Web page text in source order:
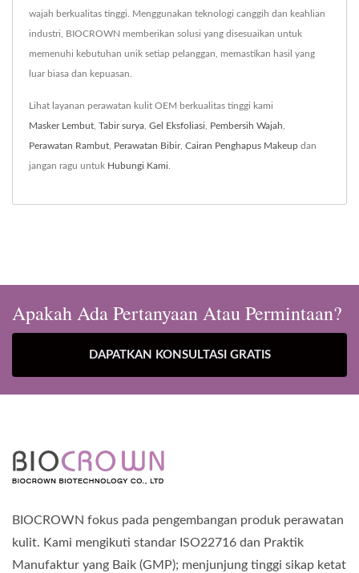
wajah berkualitas tinggi. Menggunakan teknologi canggih dan keahlian
industri, BIOCROWN memberikan solusi yang disesuaikan untuk
memenuhi kebutuhan unik setiap pelanggan, memastikan hasil yang
luar biasa dan kepuasan.
Lihat layanan perawatan kulit OEM berkualitas tinggi kami
Masker Lembut Tabir surya Gel Eksfoliasi Pembersih Wajah
Perawatan Rambut Perawatan Bibir, Cairan Penghapus Makeup dan
jangan ragu untuk Hubungi Kami
Apakah Ada Pertanyaan Atau Permintaan?
DAPATKAN KONSULTASI GRATIS
BIOCROWN fokus pada pengembangan produk perawatan
kulit. Kami mengikuti standar ISO22716 dan Praktik
Manufaktur yang Baik (GMP); menjunjung tinggi sikap ketat